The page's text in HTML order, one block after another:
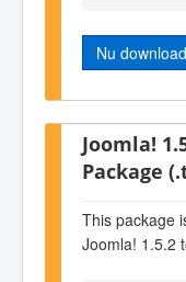
Nu
Joomla!
Package
This package
Joomla! 1.5.2